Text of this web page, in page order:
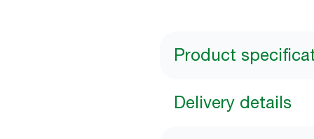
Product
Delivery details